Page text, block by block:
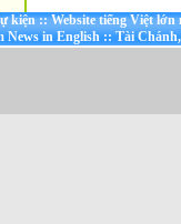
kiện::Website tiếng Việt lớn
News in English::Tài